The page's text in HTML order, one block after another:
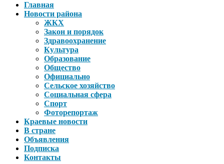
Главная
Новости района
ЖКХ
Закон и порядок
Здравоохранение
Культура
Образование
Общество
Официально
Сельское хозяйство
Социальная сфера
Спорт
Фоторепортаж
Краевые новости
В стране
Объявления
Подписка
Контакты